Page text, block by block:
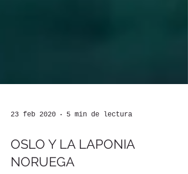
23 feb 2020 5 min de lectura